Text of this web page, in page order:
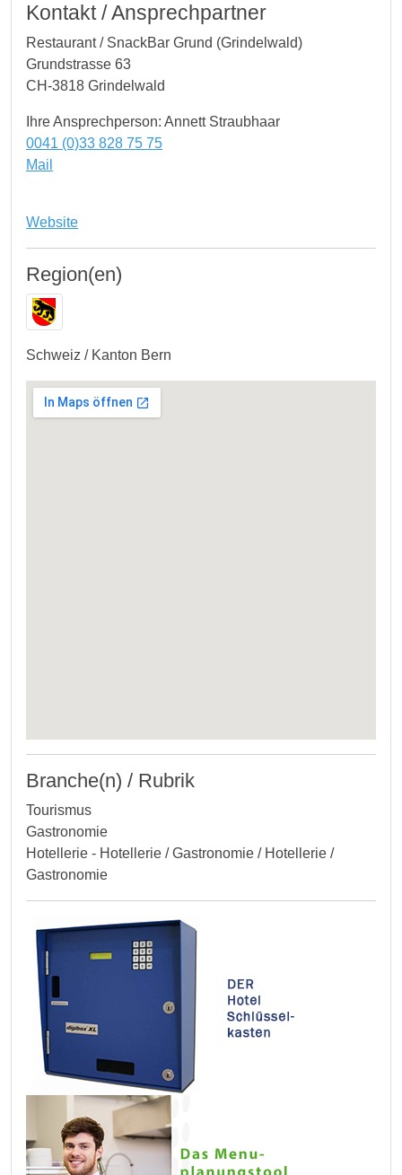
Kontakt / Ansprechpartner
Restaurant / SnackBar Grund (Grindelwald)
Grundstrasse 63
CH-3818 Grindelwald
Ihre Ansprechperson: Annett Straubhaar
0041 (0)33 828 75 75
Mail
Website
Region(en)
Schweiz / Kanton Bern
Branche(n) / Rubrik
Tourismus
Gastronomie
Hotellerie - Hotellerie / Gastronomie / Hotellerie /
Gastronomie